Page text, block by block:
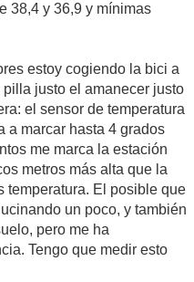
38,4 y 36,9 y mínimas
estoy cogiendo la bici a
justo el amanecer justo
el sensor de temperatura
a marcar hasta 4 grados
me marca la estación
metros más alta que la
temperatura. El posible que
un poco, y también
pero me ha
Tengo que medir esto